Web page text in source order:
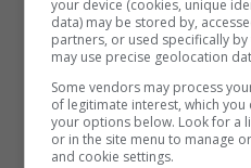
your device (cookies, unique
data) may be stored by,
partners, or used specifically
may use precise geolocation
Some vendors may process
of legitimate interest, which
your options below. Look for a
or in the site menu to manage
and cookie settings.